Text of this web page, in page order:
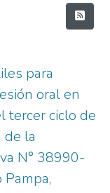
para
oral en
tercer ciclo de
de la
N° 38990-